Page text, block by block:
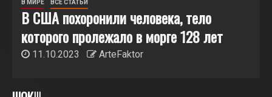
В МИРЕ ВИДЕО ОБЩЕСТВО
Разгневанная пациентка избила робота-
регистратора в китайской больнице
02.05.2023 ArteFaktor